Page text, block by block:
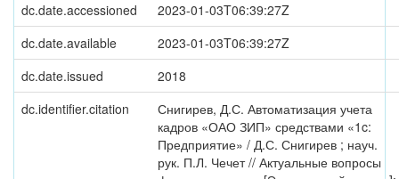
dc.date.accessioned
2023-01-03T06:39:27Z
dc.date.available
2023-01-03T06:39:27Z
dc.date.issued
2018
dc.identifier.citation
Снигирев, Д.С. Автоматизация учета
кадров «ОАО ЗИП» средствами «1c:
Предприятие» / Д.С. Снигирев ; науч.
рук. П.Л. Чечет // Актуальные вопросы